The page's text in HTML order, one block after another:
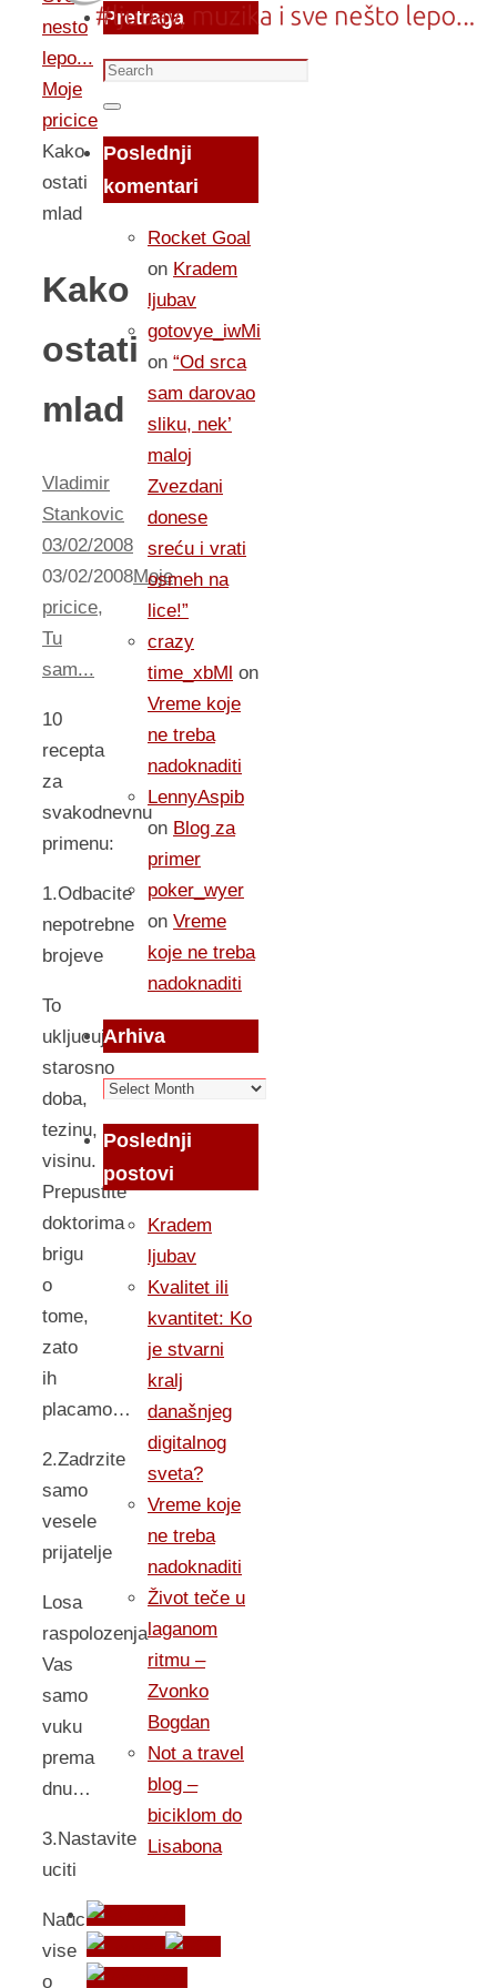
nesto
lepo...
Moje
pricice
Kako
ostati
mlad
Kako
ostati
mlad
Vladimir
Stankovic
03/02/2008
03/02/2008Moje
pricice,
Tu
sam...
10
recepta
za
svakodnevnu
primenu:
1.Odbacite
nepotrebne
brojeve
To
ukljucuje
starosno
doba,
tezinu,
visinu.
Prepustite
doktorima
brigu
o
tome,
zato
ih
placamo…
2.Zadrzite
samo
vesele
prijatelje
Losa
raspolozenja
Vas
samo
vuku
prema
dnu…
3.Nastavite
uciti
Naucite
vise
o
Pretraga
Search
for:
Search
Poslednji
komentari
Rocket Goal
on Kradem
ljubav
gotovye_iwMi
on “Od srca
sam darovao
sliku, nek’
maloj
Zvezdani
donese
sreću i vrati
osmeh na
lice!”
crazy
time_xbMl on
Vreme koje
ne treba
nadoknaditi
LennyAspib
on Blog za
primer
poker_wyer
on Vreme
koje ne treba
nadoknaditi
Arhiva
Arhiva
Poslednji
postovi
Kradem
ljubav
Kvalitet ili
kvantitet: Ko
je stvarni
kralj
današnjeg
digitalnog
sveta?
Vreme koje
ne treba
nadoknaditi
Život teče u
laganom
ritmu –
Zvonko
Bogdan
Not a travel
blog –
biciklom do
Lisabona